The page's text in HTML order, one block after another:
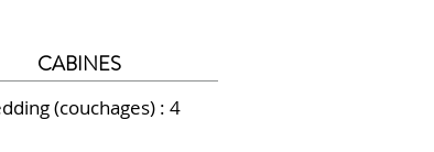
CABINES
(couchages) : 4